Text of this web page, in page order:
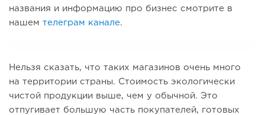
названия и информацию про бизнес смотрите в
нашем телеграм канале.
Нельзя сказать, что таких магазинов очень много
на территории страны. Стоимость экологически
чистой продукции выше, чем у обычной. Это
отпугивает большую часть покупателей, готовых